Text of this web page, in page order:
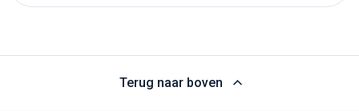
Terug naar boven